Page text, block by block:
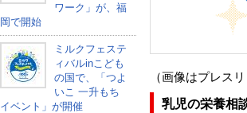
ワーク」が、福
岡で開始
ミルクフェステ
ィバルinこども
の国で、「つよ
いこ 一升もち
イベント」が開催
（画像はプレス
乳児の栄養相